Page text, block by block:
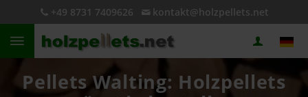
+49 8731 7409626 kontakt@holzpellets.net
Pellets Walting: Holzpellets